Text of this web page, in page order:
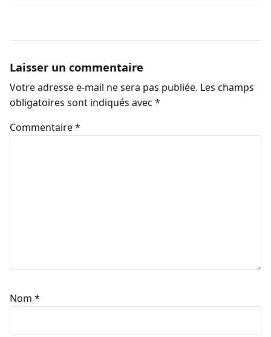
Laisser un commentaire
Votre adresse e-mail ne sera pas publiée. Les champs
obligatoires sont indiqués avec *
Commentaire*
Nom *